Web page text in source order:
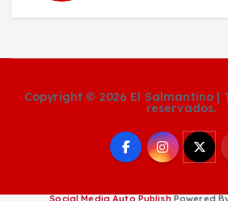
Copyright © 2026 El Salmantino |
reservados.